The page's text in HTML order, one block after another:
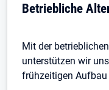
Betriebliche
Mit der
unterstützen wir
frühzeitigen Aufbau